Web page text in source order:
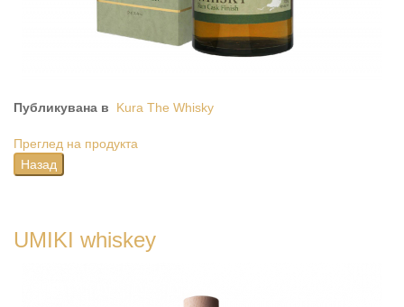
Публикувана в Kura The Whisky
Преглед на продукта
UMIKI whiskey